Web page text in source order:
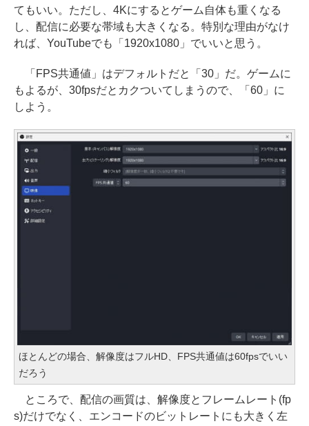
てもいい。ただし、4Kにするとゲーム自体も重くなる
し、配信に必要な帯域も大きくなる。特別な理由がなけ
れば、YouTubeでも「1920x1080」でいいと思う。
「FPS共通値」はデフォルトだと「30」だ。ゲームに
もよるが、30fpsだとカクついてしまうので、「60」に
しよう。
ほとんどの場合、解像度はフルHD、FPS共通値は60fpsでいい
だろう
ところで、配信の画質は、解像度とフレームレート(fp
s)だけでなく、エンコードのビットレートにも大きく左